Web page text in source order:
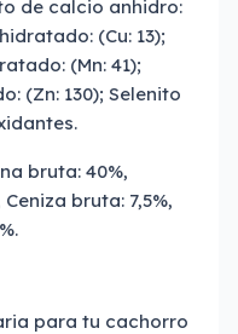
de calcio anhidro:
(Cu: 13);
(Mn: 41);
(Zn: 130); Selenito
bruta: 40%,
bruta: 7,5%,
para tu cachorro